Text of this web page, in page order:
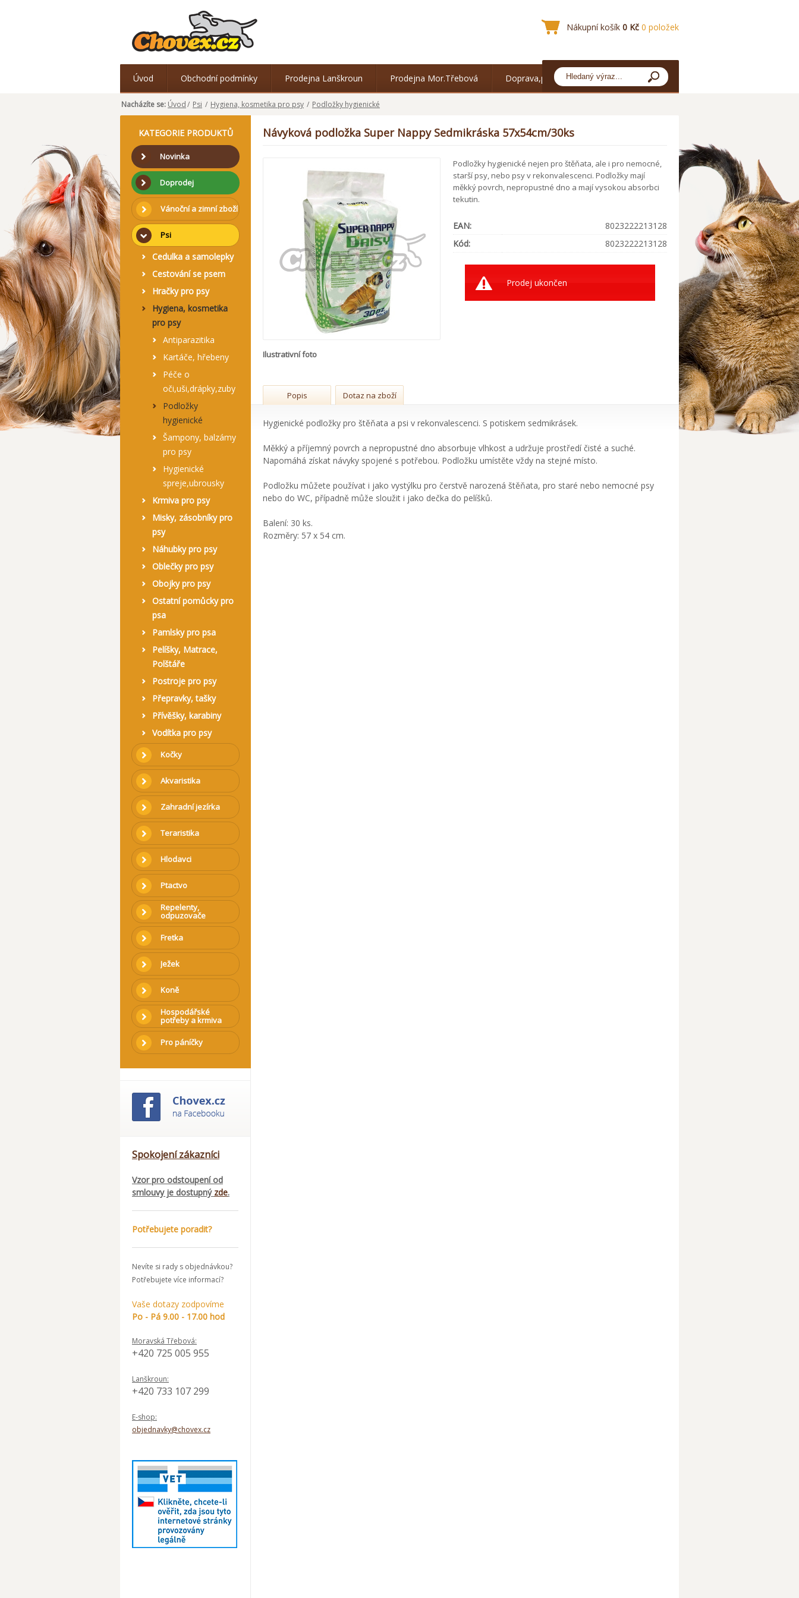
Nákupní košík 0 Kč 0 položek
Úvod Obchodní podmínky Prodejna Lanškroun Prodejna Mor.Třebová Doprava,platba
Nacházíte se: Úvod/ Psi / Hygiena, kosmetika pro psy / Podložky hygienické
KATEGORIE PRODUKTŮ
Novinka
Doprodej
Vánoční a zimní zboží
Psi
Cedulka a samolepky
Cestování se psem
Hračky pro psy
Hygiena, kosmetika
pro psy
Antiparazitika
Kartáče, hřebeny
Péče o
oči,uši,drápky,zuby
Podložky
hygienické
Šampony, balzámy
pro psy
Hygienické
spreje,ubrousky
Krmiva pro psy
Misky, zásobníky pro
psy
Náhubky pro psy
Oblečky pro psy
Obojky pro psy
Ostatní pomůcky pro
psa
Pamlsky pro psa
Pelíšky, Matrace,
Polštáře
Postroje pro psy
Přepravky, tašky
Přívěšky, karabiny
Vodítka pro psy
Kočky
Akvaristika
Zahradní jezírka
Teraristika
Hlodavci
Ptactvo
Repelenty,
odpuzovače
Fretka
Ježek
Koně
Hospodářské
potřeby a krmiva
Pro páníčky
Spokojení zákazníci
Vzor pro odstoupení od
smlouvy je dostupný zde.
Potřebujete poradit?
Nevíte si rady s objednávkou?
Potřebujete více informací?
Vaše dotazy zodpovíme
Po - Pá 9.00 - 17.00 hod
Moravská Třebová:
+420 725 005 955
Lanškroun:
+420 733 107 299
E-shop:
objednavky@chovex.cz
Návyková podložka Super Nappy Sedmikráska 57x54cm/30ks
Ilustrativní foto
Podložky hygienické nejen pro štěňata, ale i pro nemocné,
starší psy, nebo psy v rekonvalescenci. Podložky mají
měkký povrch, nepropustné dno a mají vysokou absorbci
tekutin.
EAN:
8023222213128
Kód:
8023222213128
Prodej ukončen
Popis Dotaz na zboží
Hygienické podložky pro štěňata a psi v rekonvalescenci. S potiskem sedmikrásek.
Měkký a příjemný povrch a nepropustné dno absorbuje vlhkost a udržuje prostředí čisté a suché.
Napomáhá získat návyky spojené s potřebou. Podložku umístěte vždy na stejné místo.
Podložku můžete používat i jako vystýlku pro čerstvě narozená štěňata, pro staré nebo nemocné psy
nebo do WC, případně může sloužit i jako dečka do pelíšků.
Balení: 30 ks.
Rozměry: 57 x 54 cm.